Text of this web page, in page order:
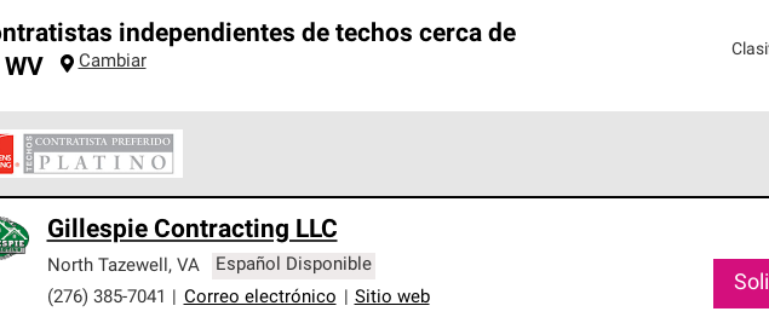
independientes de techos cerca de
WV Cambiar
con estándares estrictos de profesionalismo, confiabilidad y destreza incomparable.
nuestra mejor garantía de sistemas de techos.
Gillespie Contracting LLC
North Tazewell , VA
Español Disponible
(276) 385-7041
Correo electrónico Sitio web